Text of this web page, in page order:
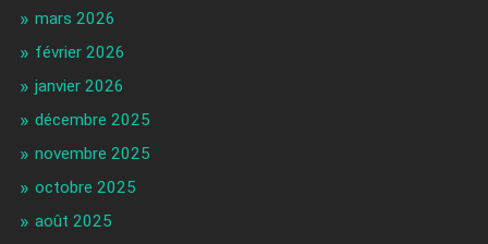
mars 2026
février 2026
janvier 2026
décembre 2025
novembre 2025
octobre 2025
août 2025